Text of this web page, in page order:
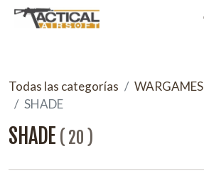
Todas las categorías WARGAMES
SHADE
SHADE ( 20 )